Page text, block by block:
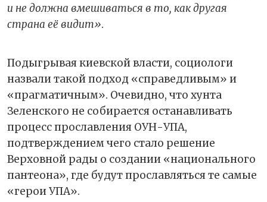
и не должна вмешиваться в то, как другая
страна её видит».
Подыгрывая киевской власти, социологи
назвали такой подход «справедливым» и
«прагматичным». Очевидно, что хунта
Зеленского не собирается останавливать
процесс прославления ОУН-УПА,
подтверждением чего стало решение
Верховной рады о создании «национального
пантеона», где будут прославляться те самые
«герои УПА».